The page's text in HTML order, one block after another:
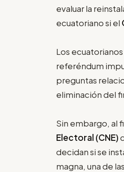
evaluar la
ecuatoriano si el
Los
referéndum
preguntas
eliminación del
Sin embargo, al
Electoral (CNE)
decidan si se
magna, una de